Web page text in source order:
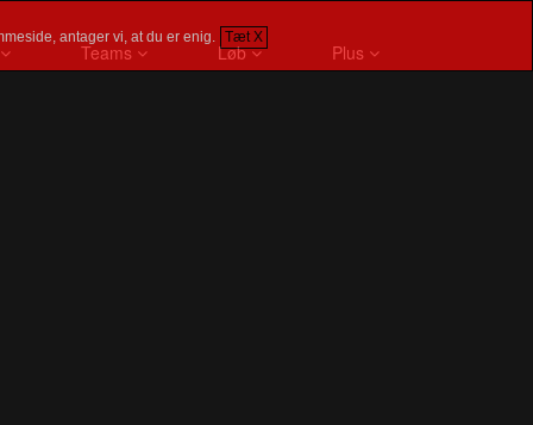
antager vi, at du er enig. Tæt X
Teams Løb Plus